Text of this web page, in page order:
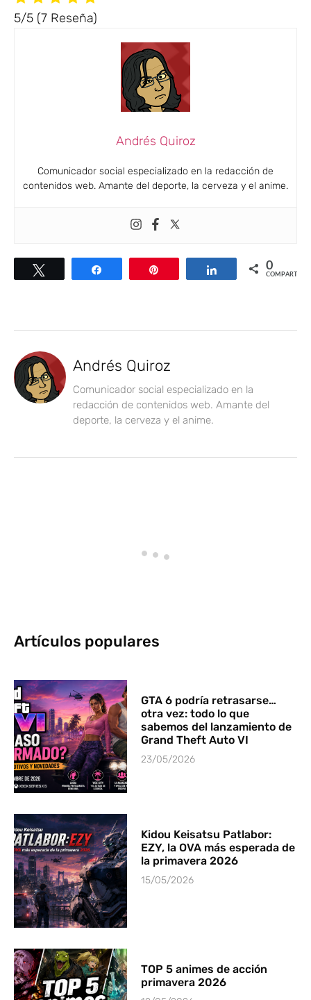
5/5 (7 Reseña)
Andrés Quiroz
Comunicador social especializado en la redacción de
contenidos web. Amante del deporte, la cerveza y el anime.
Compartir Compartir0
COMPARTIR
Andrés Quiroz
Comunicador social especializado en la
redacción de contenidos web. Amante del
deporte, la cerveza y el anime.
Artículos populares
GTA 6 podría retrasarse…
otra vez: todo lo que
sabemos del lanzamiento de
Grand Theft Auto VI
23/05/2026
Kidou Keisatsu Patlabor:
EZY, la OVA más esperada de
la primavera 2026
15/05/2026
TOP 5 animes de acción
primavera 2026